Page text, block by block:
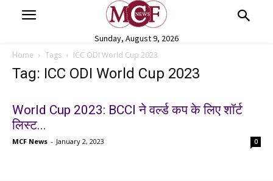
Sunday, August 9, 2026
Home Tags ICC ODI World Cup 2023
Tag: ICC ODI World Cup 2023
World Cup 2023: BCCI ने वर्ल्ड कप के लिए शॉर्ट
लिस्ट...
MCF News - January 2, 2023 0